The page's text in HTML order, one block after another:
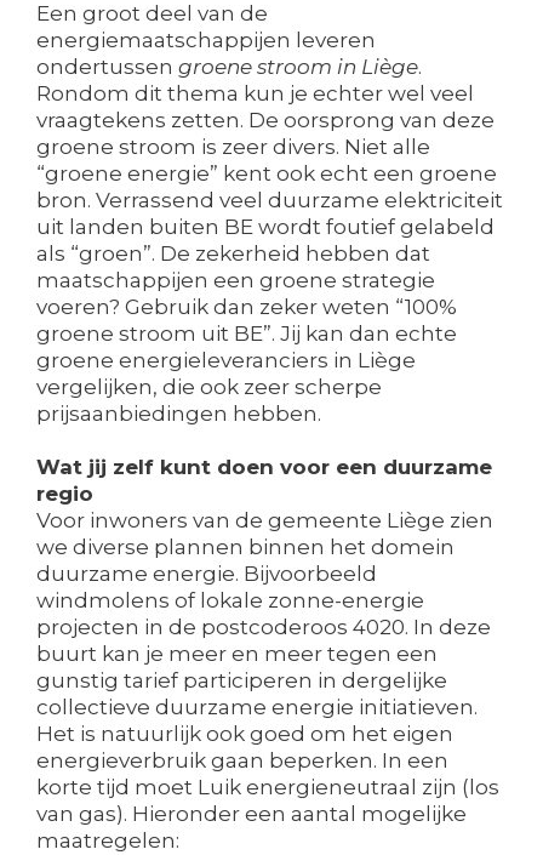
Een groot deel van de
energiemaatschappijen leveren
ondertussen groene stroom in Liège.
Rondom dit thema kun je echter wel veel
vraagtekens zetten. De oorsprong van deze
groene stroom is zeer divers. Niet alle
“groene energie” kent ook echt een groene
bron. Verrassend veel duurzame elektriciteit
uit landen buiten BE wordt foutief gelabeld
als “groen”. De zekerheid hebben dat
maatschappijen een groene strategie
voeren? Gebruik dan zeker weten “100%
groene stroom uit BE”. Jij kan dan echte
groene energieleveranciers in Liège
vergelijken, die ook zeer scherpe
prijsaanbiedingen hebben.
Wat jij zelf kunt doen voor een duurzame
regio
Voor inwoners van de gemeente Liège zien
we diverse plannen binnen het domein
duurzame energie. Bijvoorbeeld
windmolens of lokale zonne-energie
projecten in de postcoderoos 4020. In deze
buurt kan je meer en meer tegen een
gunstig tarief participeren in dergelijke
collectieve duurzame energie initiatieven.
Het is natuurlijk ook goed om het eigen
energieverbruik gaan beperken. In een
korte tijd moet Luik energieneutraal zijn (los
van gas). Hieronder een aantal mogelijke
maatregelen: